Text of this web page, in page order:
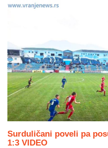
Surduličani poveli pa
1:3 VIDEO